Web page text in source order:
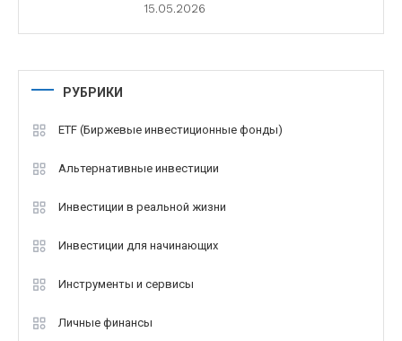
15.05.2026
РУБРИКИ
ETF (Биржевые инвестиционные фонды)
Альтернативные инвестиции
Инвестиции в реальной жизни
Инвестиции для начинающих
Инструменты и сервисы
Личные финансы